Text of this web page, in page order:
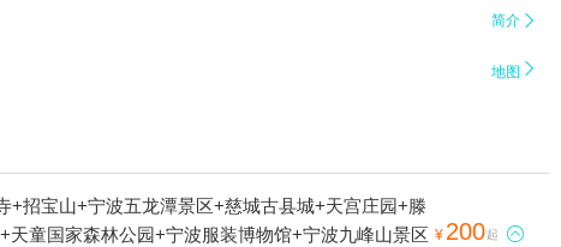
简介 
地图 
+招宝山+宁波五龙潭景区+慈城古县城+天宫庄园+滕
童国家森林公园+宁波服装博物馆+宁波九峰山景区 ¥ 200起 